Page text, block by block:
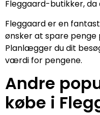
Fleggaard-butikker, da
Fleggaard er en
ønsker at spare penge
Planlægger du dit
værdi for pengene.
Andre
købe i